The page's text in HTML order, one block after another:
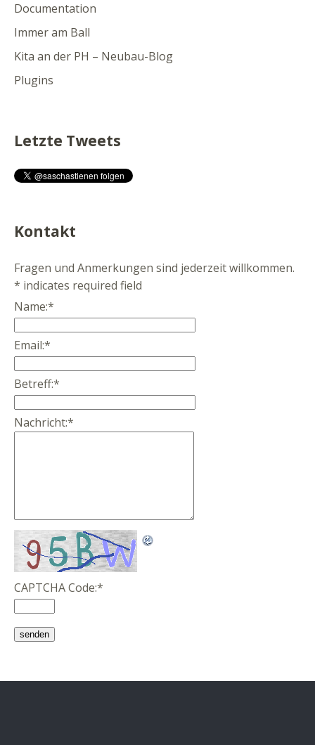
Documentation
Immer am Ball
Kita an der PH – Neubau-Blog
Plugins
Letzte Tweets
Kontakt
Fragen und Anmerkungen sind jederzeit willkommen.
* indicates required field
Name:*
Email:*
Betreff:*
Nachricht:*
CAPTCHA Code:*